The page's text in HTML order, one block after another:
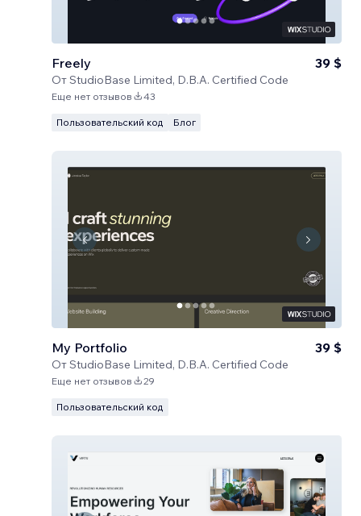
Freely
ОтStudioBase Limited, D.B.A. Certified Code
39 $
Еще нет отзывов 43
Пользовательский код Блог
My Portfolio
ОтStudioBase Limited, D.B.A. Certified Code
39 $
Еще нет отзывов 29
Пользовательский код